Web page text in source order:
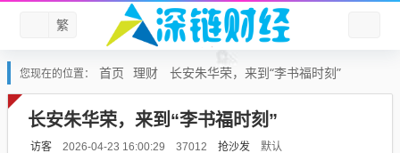
繁
您现在的位置： 首页 理财 长安朱华荣，来到“李书福时刻”
长安朱华荣，来到“李书福时刻”
访客 2026-04-23 16:00:29 37012 抢沙发 默认